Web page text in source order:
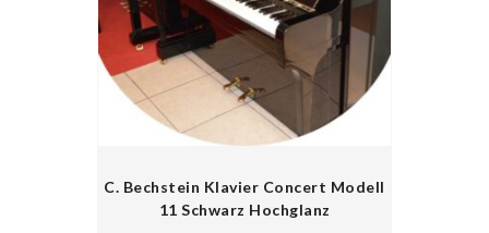
C. Bechstein Klavier Concert Modell
11 Schwarz Hochglanz